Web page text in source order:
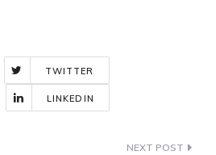
TWITTER
LINKEDIN